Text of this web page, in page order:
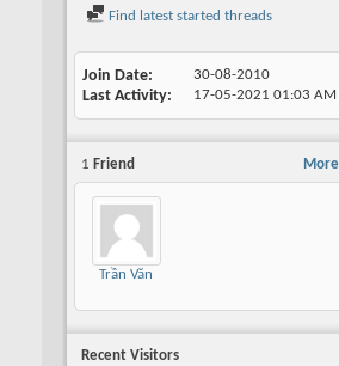
Find latest started threads
Join Date 30-08-2010
Last Activity 17-05-2021 01:03 AM
More
1 Friend
Trần Văn
Recent Visitors